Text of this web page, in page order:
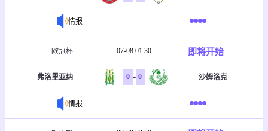
情报
欧冠杯 07-08 01:30 即将开始
弗洛里亚纳 0 - 0 沙姆洛克
情报